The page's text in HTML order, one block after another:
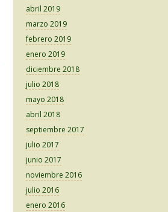
abril 2019
marzo 2019
febrero 2019
enero 2019
diciembre 2018
julio 2018
mayo 2018
abril 2018
septiembre 2017
julio 2017
junio 2017
noviembre 2016
julio 2016
enero 2016